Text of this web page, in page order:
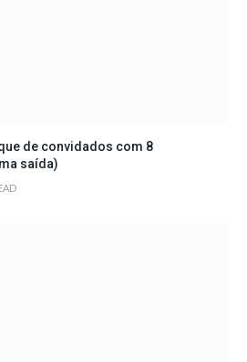
de convidados com 8
saída)